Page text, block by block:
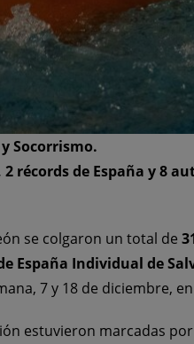
Socorrismo.
2 récords de España y 8
se colgaron un total de
España Individual de
7 y 18 de diciembre,
estuvieron marcadas